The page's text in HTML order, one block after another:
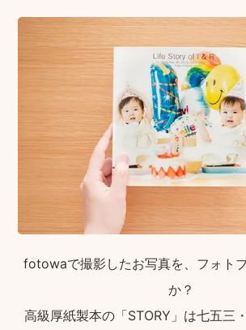
fotowaで撮影したお写真を、フォト
か？
高級厚紙製本の「STORY」は七五三